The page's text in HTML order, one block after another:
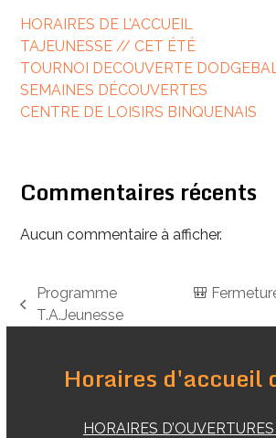
HORAIRES DE L’ACCUEIL
TAJEUNESSE // CET ÉTÉ
TOURNOI DECOUVERTE
SEMAINES DÉCOUVERTES
CENTRE DE LOISIRS BINQUENAIS
Commentaires récents
Aucun commentaire à afficher.
previous
Programme
T.A.Jeunesse
🎒
Horaires d'accueil
HORAIRES